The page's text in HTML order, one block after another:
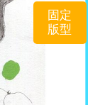
固定
版型